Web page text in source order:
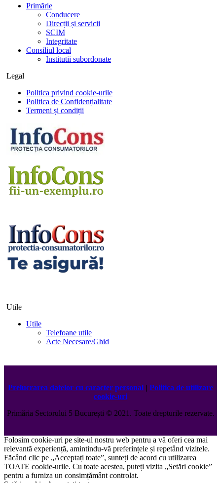
Primărie
Conducere
Direcții și servicii
SCIM
Integritate
Consiliul local
Institutii subordonate
Legal
Politica privind cookie-urile
Politica de Confidențialitate
Termeni și condiții
Utile
Utile
Telefoane utile
Acte Necesare/Ghid
Prelucrarea datelor cu caracter personal | Politica de utilizare
cookie-uri
Primăria Sectorului 5 București ©️2021. Toate drepturile rezervate.
Folosim cookie-uri pe site-ul nostru web pentru a vă oferi cea mai
relevantă experiență, amintindu-vă preferințele și repetând vizitele.
Făcând clic pe „Acceptați toate”, sunteți de acord cu utilizarea
TOATE cookie-urile. Cu toate acestea, puteți vizita „Setări cookie”
pentru a furniza un consimțământ controlat.